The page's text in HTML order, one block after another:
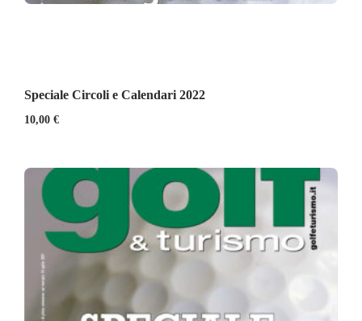
Speciale Circoli e Calendari 2022
10,00 €